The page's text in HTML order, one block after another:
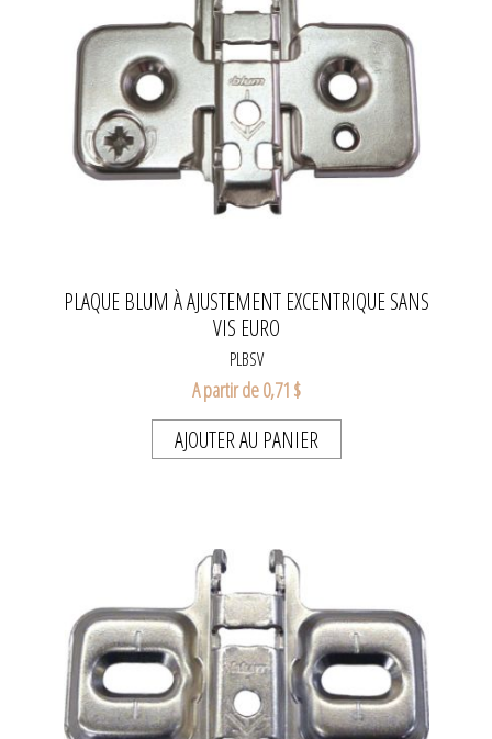
PLAQUE BLUM À AJUSTEMENT EXCENTRIQUE SANS
VIS EURO
PLBSV
A partir de 0,71 $
AJOUTER AU PANIER